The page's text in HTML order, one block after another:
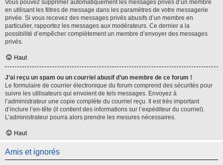
Vous pouvez supprimer automatiquement les messages privés d’un membre
en utilisant les filtres de message dans les paramètres de votre messagerie
privée. Si vous recevez des messages privés abusifs d’un membre en
particulier, rapportez les messages aux modérateurs. Ce dernier a la
possibilité d’empêcher complètement un membre d’envoyer des messages
privés.
Haut
J’ai reçu un spam ou un courriel abusif d’un membre de ce forum !
Le formulaire de courrier électronique du forum comprend des sécurités pour
suivre les utilisateurs qui envoient de tels messages. Envoyez à
l’administrateur une copie complète du courriel reçu. Il est très important
d’inclure l’en-tête (il contient des informations sur l’expéditeur du courriel).
L’administrateur pourra alors prendre les mesures nécessaires.
Haut
Amis et ignorés